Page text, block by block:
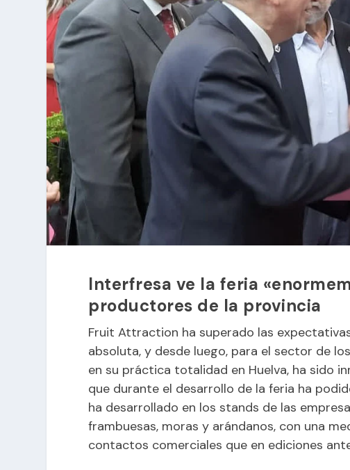
Interfresa ve la feria
productores de la provincia
Fruit Attraction ha superado las
absoluta, y desde luego, para el sector de
en su práctica totalidad en Huelva, ha sido
que durante el desarrollo de la feria ha
ha desarrollado en los stands de las
frambuesas, moras y arándanos, con una
contactos comerciales que en ediciones